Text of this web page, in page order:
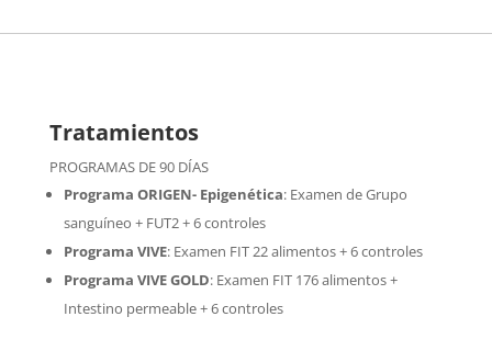
Tratamientos
PROGRAMAS DE 90 DÍAS
Programa ORIGEN- Epigenética:Examen de Grupo
sanguíneo + FUT2 + 6 controles
Programa VIVE: Examen FIT 22 alimentos + 6 controles
Programa VIVE GOLD: Examen FIT 176 alimentos +
Intestino permeable + 6 controles